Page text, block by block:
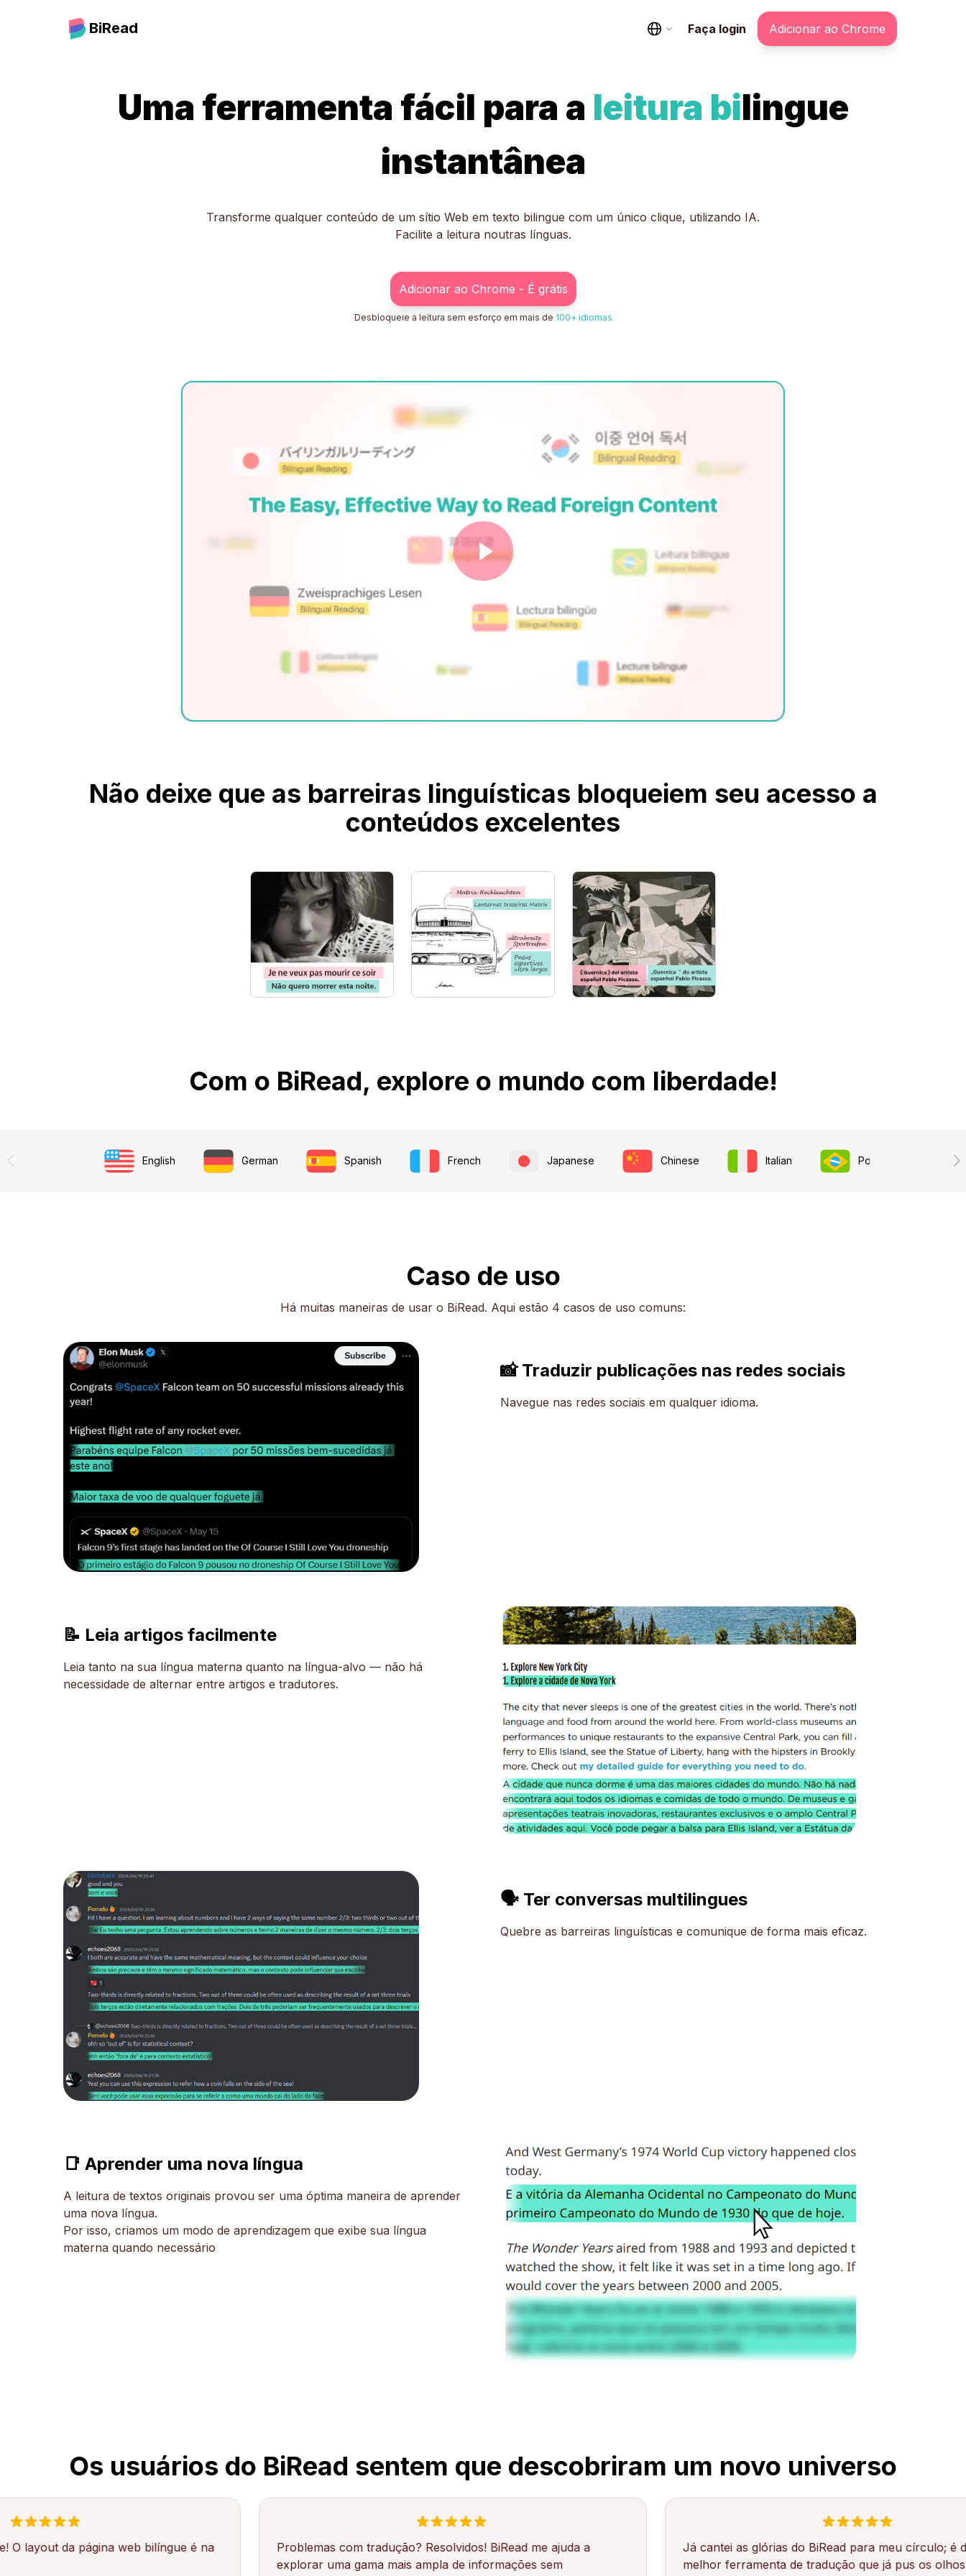
BiRead Faça login Adicionar ao Chrome
Uma ferramenta fácil para a leitura bilingue
instantânea
Transforme qualquer conteúdo de um sítio Web em texto bilingue com um único clique, utilizando IA.
Facilite a leitura noutras línguas.
Adicionar ao Chrome - É grátis
Desbloqueie a leitura sem esforço em mais de 100+ idiomas
Não deixe que as barreiras linguísticas bloqueiem seu acesso a
conteúdos excelentes
Com o BiRead, explore o mundo com liberdade!
English German Spanish French Japanese Chinese Italian Portuguese
Caso de uso
Há muitas maneiras de usar o BiRead. Aqui estão 4 casos de uso comuns:
📸 Traduzir publicações nas redes sociais
Navegue nas redes sociais em qualquer idioma.
📝 Leia artigos facilmente
Leia tanto na sua língua materna quanto na língua-alvo — não há
necessidade de alternar entre artigos e tradutores.
🗣 Ter conversas multilingues
Quebre as barreiras linguísticas e comunique de forma mais eficaz.
📑 Aprender uma nova língua
A leitura de textos originais provou ser uma óptima maneira de aprender
uma nova língua.
Por isso, criamos um modo de aprendizagem que exibe sua língua
materna quando necessário
Os usuários do BiRead sentem que descobriram um novo universo
da página web bilíngue é na
Problemas com tradução? Resolvidos! BiRead me ajuda a
explorar uma gama mais ampla de informações sem
Já cantei as glórias do BiRead para meu círculo; é de longe a
melhor ferramenta de tradução que já pus os olhos!